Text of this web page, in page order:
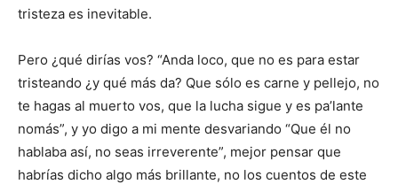
tristeza es inevitable.
Pero ¿qué dirías vos? “Anda loco, que no es para estar
tristeando ¿y qué más da? Que sólo es carne y pellejo, no
te hagas al muerto vos, que la lucha sigue y es pa’lante
nomás”, y yo digo a mi mente desvariando “Que él no
hablaba así, no seas irreverente”, mejor pensar que
habrías dicho algo más brillante, no los cuentos de este